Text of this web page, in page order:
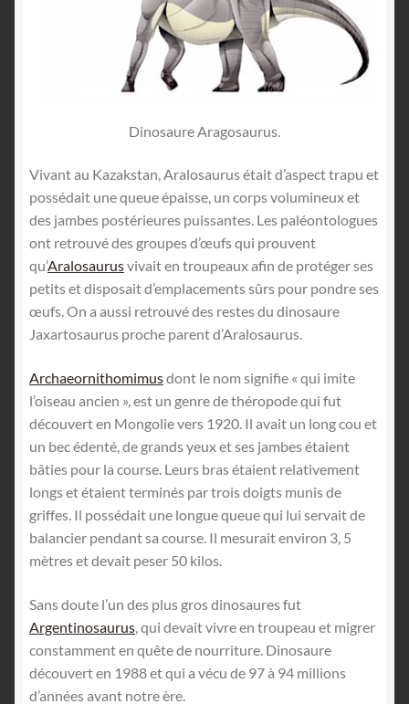
Dinosaure Aragosaurus.
Vivant au Kazakstan, Aralosaurus était d’aspect trapu et
possédait une queue épaisse, un corps volumineux et
des jambes postérieures puissantes. Les paléontologues
ont retrouvé des groupes d’œufs qui prouvent
qu’Aralosaurusvivait en troupeaux afin de protéger ses
petits et disposait d’emplacements sûrs pour pondre ses
œufs. On a aussi retrouvé des restes du dinosaure
Jaxartosaurus proche parent d’Aralosaurus.
Archaeornithomimusdont le nom signifie « qui imite
l’oiseau ancien », est un genre de théropode qui fut
découvert en Mongolie vers 1920. Il avait un long cou et
un bec édenté, de grands yeux et ses jambes étaient
bâties pour la course. Leurs bras étaient relativement
longs et étaient terminés par trois doigts munis de
griffes. Il possédait une longue queue qui lui servait de
balancier pendant sa course. Il mesurait environ 3, 5
mètres et devait peser 50 kilos.
Sans doute l’un des plus gros dinosaures fut
Argentinosaurus , qui devait vivre en troupeau et migrer
constamment en quête de nourriture. Dinosaure
découvert en 1988 et qui a vécu de 97 à 94 millions
d’années avant notre ère.